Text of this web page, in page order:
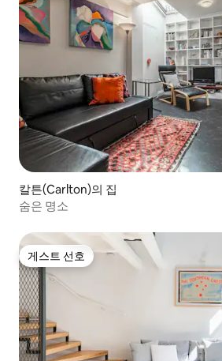
칼튼(Carlton)의 집
숨은 명소
게스트 선호
게스트 선호